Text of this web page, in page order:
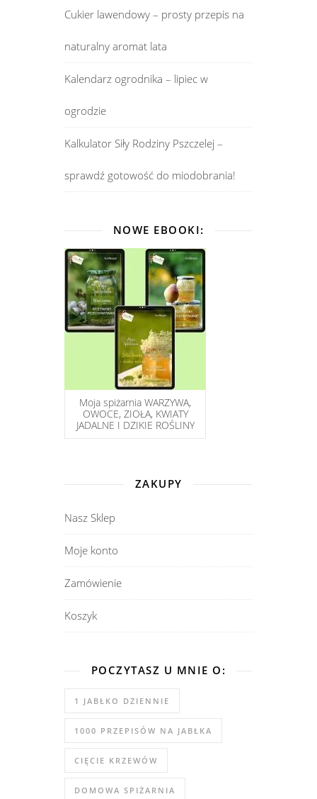
Cukier lawendowy – prosty przepis na
naturalny aromat lata
Kalendarz ogrodnika – lipiec w
ogrodzie
Kalkulator Siły Rodziny Pszczelej –
sprawdź gotowość do miodobrania!
NOWE EBOOKI:
Moja spiżarnia WARZYWA,
OWOCE, ZIOŁA, KWIATY
JADALNE I DZIKIE ROŚLINY
ZAKUPY
Nasz Sklep
Moje konto
Zamówienie
Koszyk
POCZYTASZ U MNIE O:
1 JABŁKO DZIENNIE
1000 PRZEPISÓW NA JABŁKA
CIĘCIE KRZEWÓW
DOMOWA SPIŻARNIA